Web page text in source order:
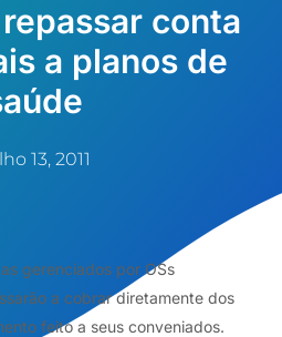
conta
a planos de
13, 2011
gerenciados por OSs
a cobrar diretamente dos
feito a seus conveniados.